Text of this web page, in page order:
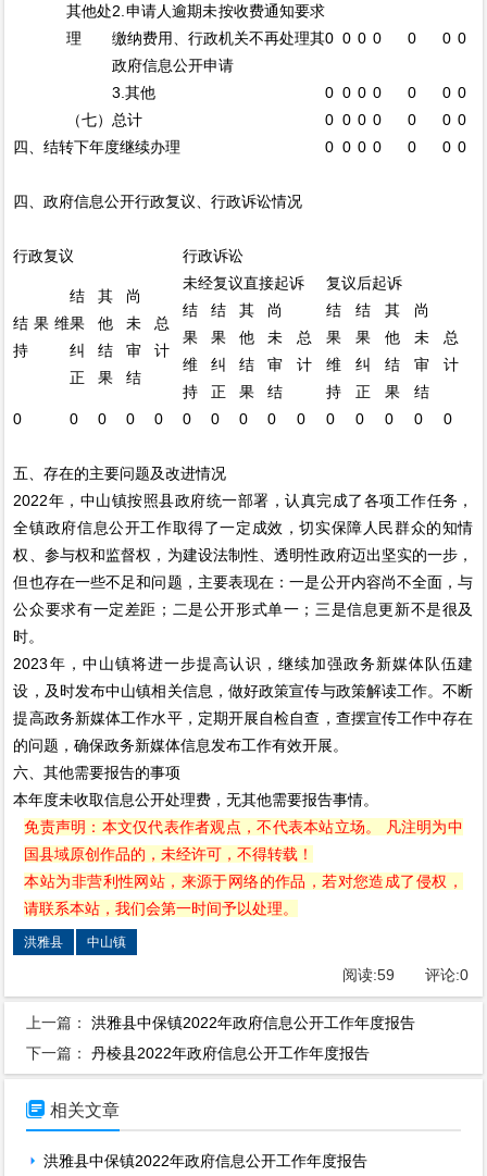
其他处
理
2.申请人逾期未按收费通知要求
缴纳费用、行政机关不再处理其
政府信息公开申请
0 0 0 0 0 0 0
3.其他 0 0 0 0 0 0 0
（七）总计
0 0 0 0 0 0 0
四、结转下年度继续办理
0 0 0 0 0 0 0
四、政府信息公开行政复议、行政诉讼情况
行政复议 行政诉讼
结果维
持
结
果
纠
正
其
他
结
果
尚
未
审
结
总
计
未经复议直接起诉
复议后起诉
结
果
维
持
结
果
纠
正
其
他
结
果
尚
未
审
结
总
计
结
果
维
持
结
果
纠
正
其
他
结
果
尚
未
审
结
总
计
0 0 0 0 0 0 0 0 0 0 0 0 0 0 0
五、存在的主要问题及改进情况
2022年，中山镇按照县政府统一部署，认真完成了各项工作任务，
全镇政府信息公开工作取得了一定成效，切实保障人民群众的知情
权、参与权和监督权，为建设法制性、透明性政府迈出坚实的一步，
但也存在一些不足和问题，主要表现在：一是公开内容尚不全面，与
公众要求有一定差距；二是公开形式单一；三是信息更新不是很及
时。
2023年，中山镇将进一步提高认识，继续加强政务新媒体队伍建
设，及时发布中山镇相关信息，做好政策宣传与政策解读工作。不断
提高政务新媒体工作水平，定期开展自检自查，查摆宣传工作中存在
的问题，确保政务新媒体信息发布工作有效开展。
六、其他需要报告的事项
本年度未收取信息公开处理费，无其他需要报告事情。
免责声明：本文仅代表作者观点，不代表本站立场。 凡注明为中
国县域原创作品的，未经许可，不得转载！
本站为非营利性网站，来源于网络的作品，若对您造成了侵权，
请联系本站，我们会第一时间予以处理。
洪雅县 中山镇
阅读:59 评论:0
上一篇：洪雅县中保镇2022年政府信息公开工作年度报告
下一篇：丹棱县2022年政府信息公开工作年度报告
 相关文章
洪雅县中保镇2022年政府信息公开工作年度报告